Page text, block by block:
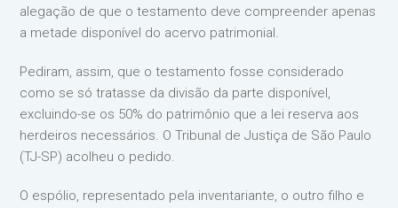
alegação de que o testamento deve compreender apenas
a metade disponível do acervo patrimonial.
Pediram, assim, que o testamento fosse considerado
como se só tratasse da divisão da parte disponível,
excluindo-se os 50% do patrimônio que a lei reserva aos
herdeiros necessários. O Tribunal de Justiça de São Paulo
(TJ-SP) acolheu o pedido.
O espólio, representado pela inventariante, o outro filho e